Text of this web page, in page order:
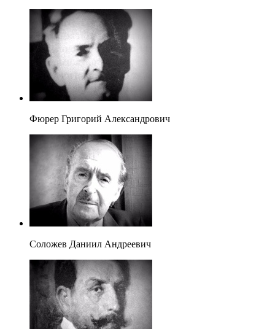
Фюрер Григорий Александрович
Соложев Даниил Андреевич